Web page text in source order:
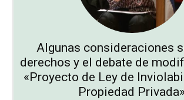
Algunas consideraciones
derechos y el debate de
«Proyecto de Ley de
Propiedad Privada»